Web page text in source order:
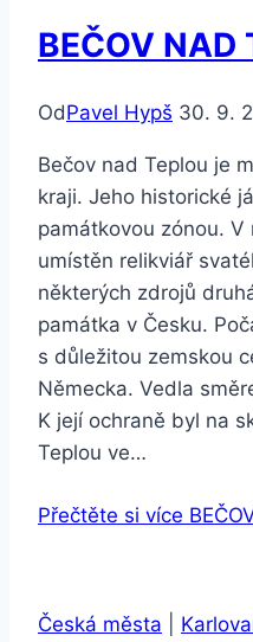
BEČOV NAD
OdPavel Hypš 30. 9.
Bečov nad Teplou je
kraji. Jeho historické
památkovou zónou. V
umístěn relikviář
některých zdrojů
památka v Česku.
s důležitou zemskou
Německa. Vedla
K její ochraně byl na
Teplou ve…
Přečtěte si více
Česká města